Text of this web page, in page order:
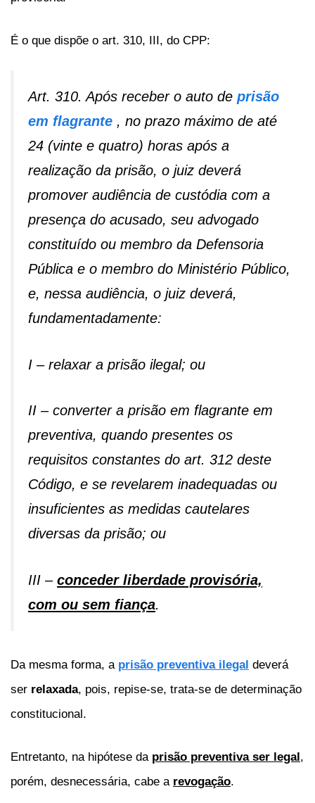
É o que dispõe o art. 310, III, do CPP:
Art. 310. Após receber o auto de prisão
em flagrante , no prazo máximo de até
24 (vinte e quatro) horas após a
realização da prisão, o juiz deverá
promover audiência de custódia com a
presença do acusado, seu advogado
constituído ou membro da Defensoria
Pública e o membro do Ministério Público,
e, nessa audiência, o juiz deverá,
fundamentadamente:
I – relaxar a prisão ilegal; ou
II – converter a prisão em flagrante em
preventiva, quando presentes os
requisitos constantes do art. 312 deste
Código, e se revelarem inadequadas ou
insuficientes as medidas cautelares
diversas da prisão; ou
III – conceder liberdade provisória,
com ou sem fiança.
Da mesma forma, a prisão preventiva ilegal deverá
ser relaxada, pois, repise-se, trata-se de determinação
constitucional.
Entretanto, na hipótese da prisão preventiva ser legal,
porém, desnecessária, cabe a revogação.